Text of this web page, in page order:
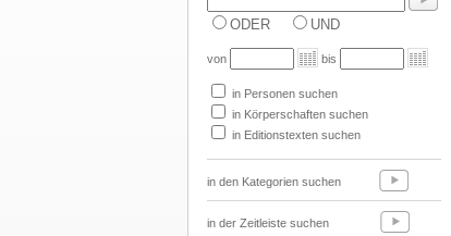
ODER UND
von bis
in Personen suchen
in Körperschaften suchen
in Editionstexten suchen
in den Kategorien suchen
in der Zeitleiste suchen